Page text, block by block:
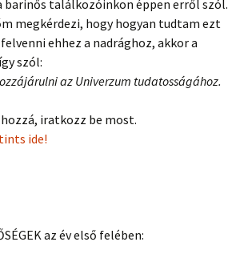
barinős találkozóinkon éppen erről szól.
megkérdezi, hogy hogyan tudtam ezt
ehhez a nadrághoz, akkor a
szól:
az Univerzum tudatosságához.
iratkozz be most.
ide!
az év első felében: